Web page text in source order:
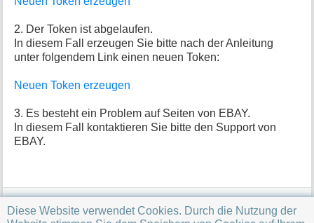
n
n
z
u
S
i
t
e
2. Der Token ist abgelaufen.
In diesem Fall erzeugen Sie bitte nach der Anleitung
unter folgendem Link einen neuen Token:
Neuen Token erzeugen
3. Es besteht ein Problem auf Seiten von EBAY.
In diesem Fall kontaktieren Sie bitte den Support von
EBAY.
Diese Website verwendet Cookies. Durch die Nutzung der
problems/ebay_access_token.txt
· Zuletzt geändert:
2024/08/07 14:47vonsonja